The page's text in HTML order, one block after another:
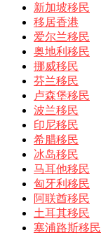
新加坡移民
移居香港
爱尔兰移民
奥地利移民
挪威移民
芬兰移民
卢森堡移民
波兰移民
印尼移民
希腊移民
冰岛移民
马耳他移民
匈牙利移民
阿联酋移民
土耳其移民
塞浦路斯移民